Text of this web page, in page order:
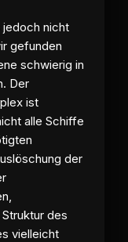
jedoch nicht
gefunden
schwierig in
Der
ist
alle Schiffe
der
des
vielleicht